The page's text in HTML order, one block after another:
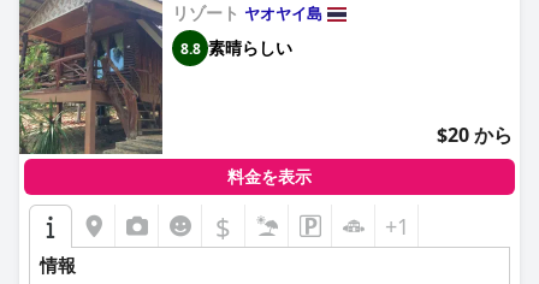
リゾート ヤオヤイ島
8.8 素晴らしい
$20 から
料金を表示
$ +1
情報